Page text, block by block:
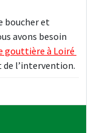
boucher et
avons besoin
gouttière à Loiré
de l’intervention.